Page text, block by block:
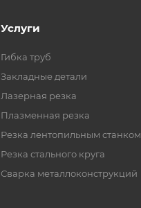
Услуги
Гибка труб
Закладные детали
Лазерная резка
Плазменная резка
Резка лентопильным станком
Резка стального круга
Сварка металлоконструкций